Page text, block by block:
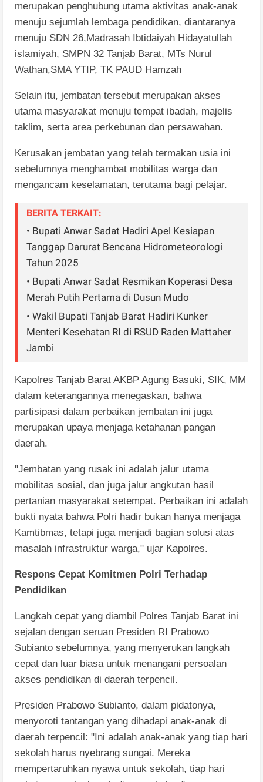
merupakan penghubung utama aktivitas anak-anak
menuju sejumlah lembaga pendidikan, diantaranya
menuju ​SDN 26,​Madrasah Ibtidaiyah Hidayatullah
islamiyah, ​SMPN 32 Tanjab Barat, ​MTs Nurul
Wathan,SMA YTIP, TK PAUD Hamzah
​Selain itu, jembatan tersebut merupakan akses
utama masyarakat menuju tempat ibadah, majelis
taklim, serta area perkebunan dan persawahan.
Kerusakan jembatan yang telah termakan usia ini
sebelumnya menghambat mobilitas warga dan
mengancam keselamatan, terutama bagi pelajar.
BERITA TERKAIT:
• Bupati Anwar Sadat Hadiri Apel Kesiapan
Tanggap Darurat Bencana Hidrometeorologi
Tahun 2025
• Bupati Anwar Sadat Resmikan Koperasi Desa
Merah Putih Pertama di Dusun Mudo
• Wakil Bupati Tanjab Barat Hadiri Kunker
Menteri Kesehatan RI di RSUD Raden Mattaher
Jambi
​Kapolres Tanjab Barat AKBP Agung Basuki, SIK, MM
dalam keterangannya menegaskan, bahwa
partisipasi dalam perbaikan jembatan ini juga
merupakan upaya menjaga ketahanan pangan
daerah.
​"Jembatan yang rusak ini adalah jalur utama
mobilitas sosial, dan juga jalur angkutan hasil
pertanian masyarakat setempat. Perbaikan ini adalah
bukti nyata bahwa Polri hadir bukan hanya menjaga
Kamtibmas, tetapi juga menjadi bagian solusi atas
masalah infrastruktur warga," ujar Kapolres.
​Respons Cepat Komitmen Polri Terhadap
Pendidikan
​Langkah cepat yang diambil Polres Tanjab Barat ini
sejalan dengan seruan Presiden RI Prabowo
Subianto sebelumnya, yang menyerukan langkah
cepat dan luar biasa untuk menangani persoalan
akses pendidikan di daerah terpencil.
​Presiden Prabowo Subianto, dalam pidatonya,
menyoroti tantangan yang dihadapi anak-anak di
daerah terpencil: "Ini adalah anak-anak yang tiap hari
sekolah harus nyebrang sungai. Mereka
mempertaruhkan nyawa untuk sekolah, tiap hari